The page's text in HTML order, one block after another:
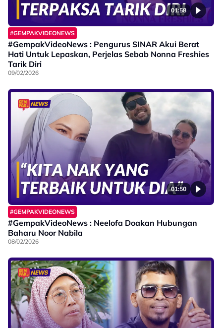
01:58
#GEMPAKVIDEONEWS
#GempakVideoNews : Pengurus SINAR Akui Berat
Hati Untuk Lepaskan, Perjelas Sebab Nonna Freshies
Tarik Diri
09/02/2026
01:50
#GEMPAKVIDEONEWS
#GempakVideoNews : Neelofa Doakan Hubungan
Baharu Noor Nabila
08/02/2026